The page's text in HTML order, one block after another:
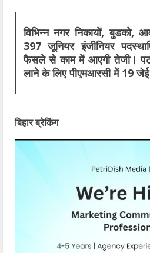
विभिन्न नगर निकायों, बुडको,
397 जूनियर इंजीनियर
फैसले से काम में आएगी तेजी।
लाने के लिए पीएमआरसी में 19 जेई
बिहार ब्रेकिंग